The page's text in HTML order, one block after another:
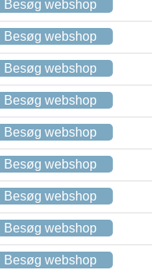
Besøg webshop
Besøg webshop
Besøg webshop
Besøg webshop
Besøg webshop
Besøg webshop
Besøg webshop
Besøg webshop
Besøg webshop